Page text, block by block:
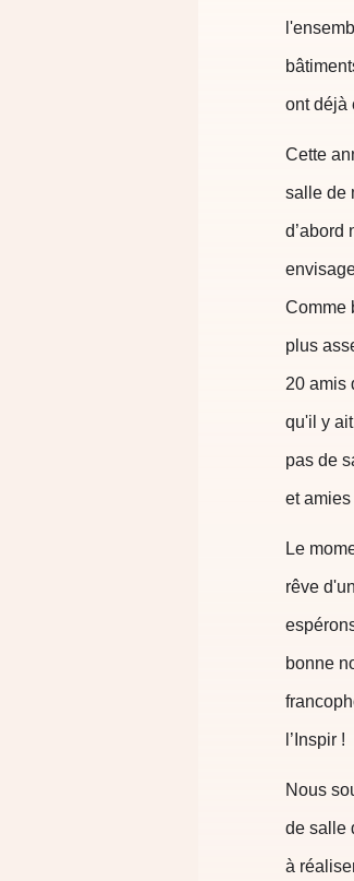
ont déjà
Cette
salle de
d’abord
Comme
plus
20 amis
qu'il y
pas de
et
Le
rêve
bonne
l’Inspir !
Nous
de salle
à